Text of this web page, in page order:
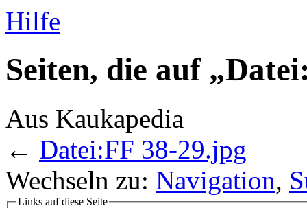
Hilfe
Seiten, die auf
Aus Kaukapedia
← Datei:FF 38-29.jpg
Wechseln zu: Navigation,
Links auf diese Seite